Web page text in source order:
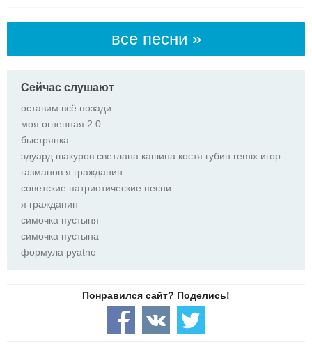
все песни »
Сейчас слушают
оставим всё позади
моя огненная 2 0
быстрянка
эдуард шакуров светлана кашина костя губин remix игорь харьковтен
газманов я гражданин
советские патриотические песни
я гражданин
симочка пустыня
симочка пустына
формула pyatno